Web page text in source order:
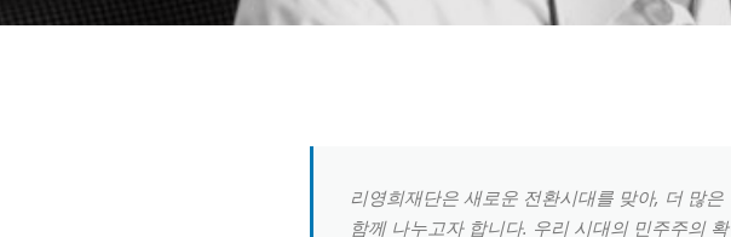
리영희재단은 새로운 전환시대를 맞아, 더 많
함께 나누고자 합니다. 우리 시대의 민주주의